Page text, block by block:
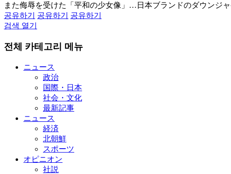
また侮辱を受けた「平和の少女像」…日本ブランドのダウンジ
공유하기
공유하기
공유하기
검색 열기
전체 카테고리 메뉴
ニュース
政治
国際・日本
社会・文化
最新記事
ニュース
経済
北朝鮮
スポーツ
オピニオン
社説